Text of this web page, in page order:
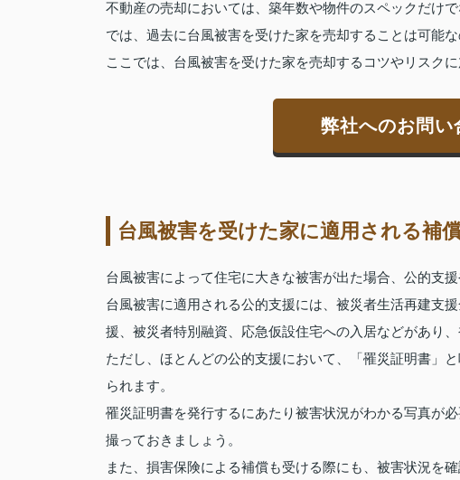
不動産の売却においては、築年数や物件のスペックだけ
では、過去に台風被害を受けた家を売却することは可能な
ここでは、台風被害を受けた家を売却するコツやリスク
弊社へのお問い
台風被害を受けた家に適用される補
台風被害によって住宅に大きな被害が出た場合、公的支
台風被害に適用される公的支援には、被災者生活再建支
援、被災者特別融資、応急仮設住宅への入居などがあり
ただし、ほとんどの公的支援において、「罹災証明書」
られます。
罹災証明書を発行するにあたり被害状況がわかる写真が
撮っておきましょう。
また、損害保険による補償も受ける際にも、被害状況を